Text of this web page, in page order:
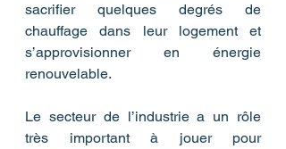
sacrifier quelques degrés de
chauffage dans leur logement et
s’approvisionner en énergie
renouvelable.
Le secteur de l’industrie a un rôle
très important à jouer pour